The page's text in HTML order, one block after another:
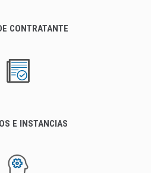
CONTRATANTE
E INSTANCIAS